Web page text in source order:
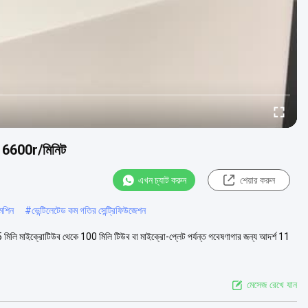
মিনিট
এখন চ্যাট করুন শেয়ার করুন
#ভেন্টিলেটেড কম গতির সেন্ট্রিফিউজেশন
মিলি মাইক্রোটিউব থেকে 100 মিলি টিউব বা মাইক্রো-প্লেট পর্যন্ত গবেষণাগার জন্য আদর্শ 11
মেসেজ রেখে যান